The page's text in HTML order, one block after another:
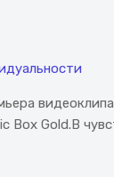
Box Gold.В